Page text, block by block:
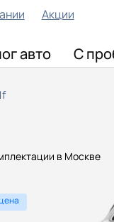
Акции
авто С
в Москве